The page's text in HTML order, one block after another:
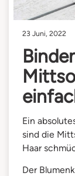
23 Juni, 2022
Ein
sind die
Haar
Der